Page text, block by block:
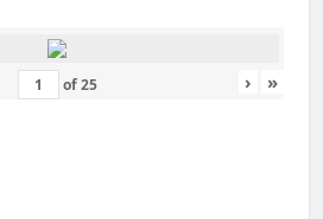
of25 › »